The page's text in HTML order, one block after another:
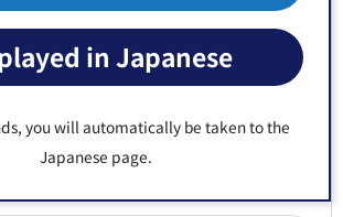
in Japanese
you will automatically be taken to the
Japanese page.
2：ふつう
かった
かった
2：ふつう